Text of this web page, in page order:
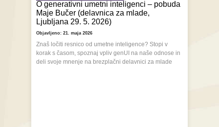
O generativni umetni inteligenci – pobuda
Maje Bučer (delavnica za mlade,
Ljubljana 29. 5. 2026)
Objavljeno: 21. maja 2026
Znaš ločiti resnico od umetne inteligence? Stopi v
korak s časom, spoznaj vpliv genUI na naše odnose in
deli svoje mnenje na brezplačni delavnici za mlade